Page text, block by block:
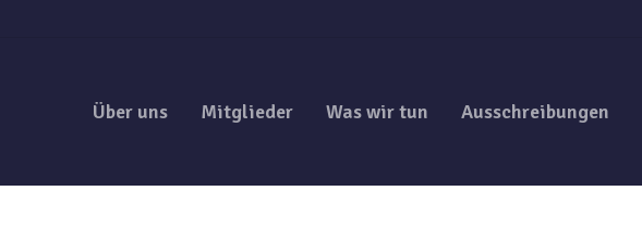
Über uns Mitglieder Was wir tun Ausschreibungen